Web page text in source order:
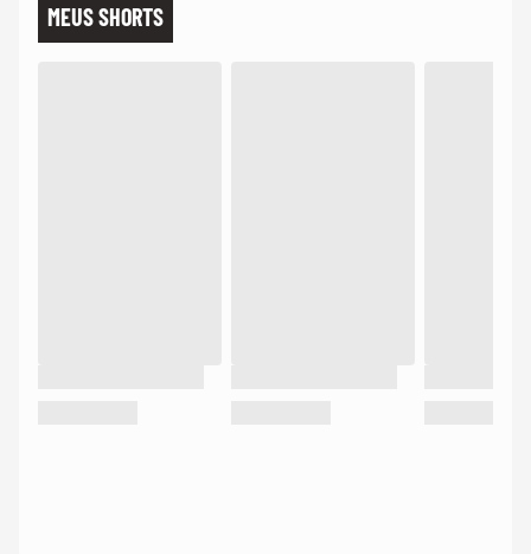
MEUS SHORTS